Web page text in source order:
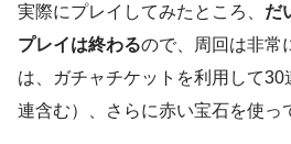
実際にプレイしてみたところ、 だ
プレイは終わるので、周回は非常
は、ガチャチケットを利用して
連含む）、さらに赤い宝石を使っ